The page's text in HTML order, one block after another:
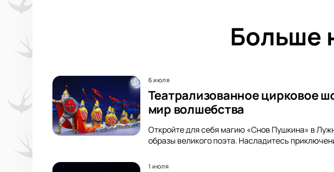
Больше
6 июля
Театрализованное цирковое
мир волшебства
Откройте для себя магию «Снов Пушкина» в
образы великого поэта. Насладитесь
1 июля